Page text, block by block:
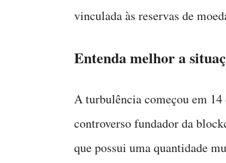
vinculada às reservas de
Entenda melhor a
A turbulência começou em
controverso fundador da
que possui uma quantidade